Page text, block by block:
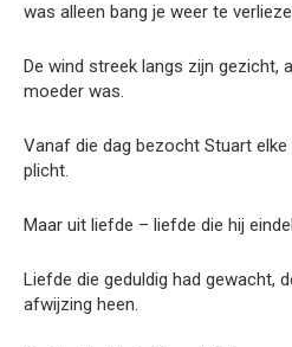
was alleen bang je weer te
De wind streek langs zijn gezicht,
moeder was.
Vanaf die dag bezocht Stuart
plicht.
Maar uit liefde – liefde die hij
Liefde die geduldig had gewacht,
afwijzing heen.